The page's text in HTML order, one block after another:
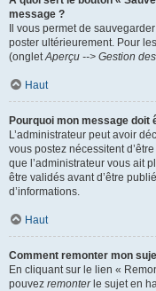
message ?
Il vous permet de
poster ultérieurement. Pour
(ongletAperçu --> Gestion
Haut
Pourquoi mon message doit
L’administrateur peut avoir
vous postez nécessitent
que l’administrateur vous ait
être validés avant d’être
d’informations.
Haut
Comment remonter mon
En cliquant sur le lien «
pouvez remonterle sujet en